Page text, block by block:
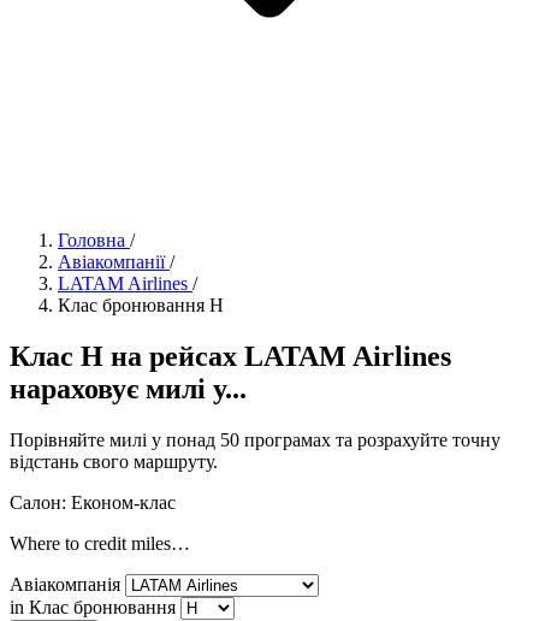
Головна /
Авіакомпанії /
LATAM Airlines /
Клас бронювання H
Клас H на рейсах LATAM Airlines
нараховує милі у...
Порівняйте милі у понад 50 програмах та розрахуйте точну
відстань свого маршруту.
Салон: Економ-клас
Where to credit miles…
Авіакомпанія
in Клас бронювання